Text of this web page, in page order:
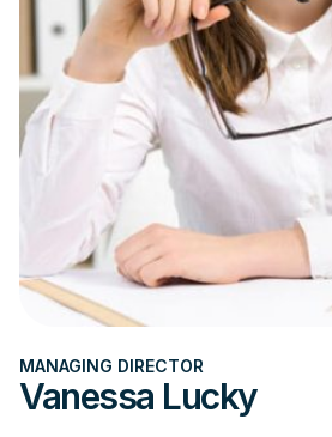
MANAGING DIRECTOR
Vanessa Lucky